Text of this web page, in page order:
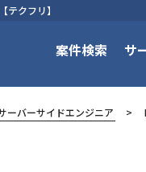
クフリ】
案件検索 サ
ーバーサイドエンジニア